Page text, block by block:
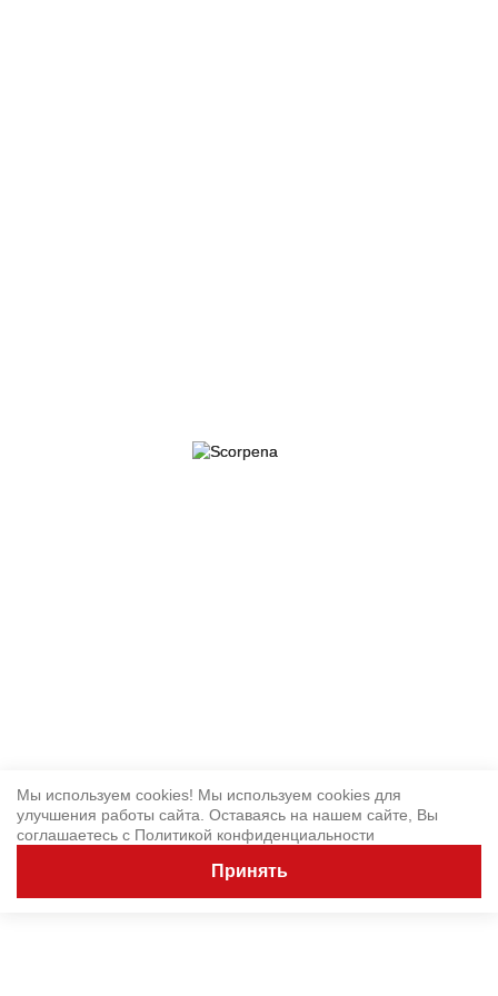
Мы используем cookies! Мы используем cookies для
улучшения работы сайта. Оставаясь на нашем сайте, Вы
соглашаетесь с Политикой конфиденциальности
Принять